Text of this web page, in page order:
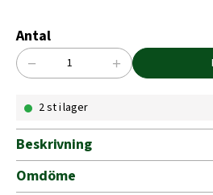
Antal
Adult
spannmålsfritt
15kg
− +
2 st i lager
Beskrivning
Omdöme